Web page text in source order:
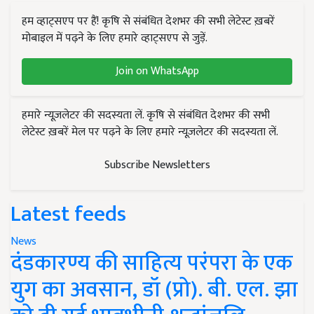
हम व्हाट्सएप पर हैं! कृषि से संबंधित देशभर की सभी लेटेस्ट ख़बरें
मोबाइल में पढ़ने के लिए हमारे व्हाट्सएप से जुड़ें.
Join on WhatsApp
हमारे न्यूज़लेटर की सदस्यता लें. कृषि से संबंधित देशभर की सभी
लेटेस्ट ख़बरें मेल पर पढ़ने के लिए हमारे न्यूज़लेटर की सदस्यता लें.
Subscribe Newsletters
Latest feeds
News
दंडकारण्य की साहित्य परंपरा के एक
युग का अवसान, डॉ (प्रो). बी. एल. झा